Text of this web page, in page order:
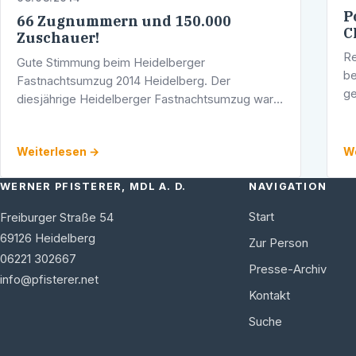
66 Zugnummern und 150.000
Zuschauer!
Gute Stimmung beim Heidelberger
Fastnachtsumzug 2014 Heidelberg. Der
diesjährige Heidelberger Fastnachtsumzug war
bestem Wetter auf den …
Weiterlesen →
WERNER PFISTERER, MDL A. D.
Freiburger Straße 54
69126 Heidelberg
06221 302667
info@pfisterer.net
NAVIGATION
Start
Zur Person
Presse-Archiv
Kontakt
Suche